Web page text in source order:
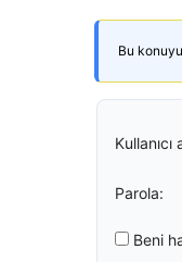
Bu
Kullanıcı
Parola:
Beni